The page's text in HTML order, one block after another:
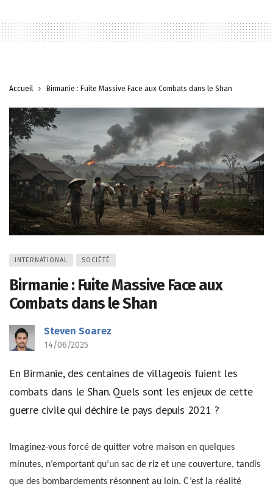
Accueil Birmanie : Fuite Massive Face aux Combats dans le Shan
INTERNATIONAL SOCIÉTÉ
Birmanie : Fuite Massive Face aux
Combats dans le Shan
Steven Soarez
14/06/2025
En Birmanie, des centaines de villageois fuient les
combats dans le Shan. Quels sont les enjeux de cette
guerre civile qui déchire le pays depuis 2021 ?
Imaginez-vous forcé de quitter votre maison en quelques
minutes, n’emportant qu’un sac de riz et une couverture, tandis
que des bombardements résonnent au loin. C’est la réalité